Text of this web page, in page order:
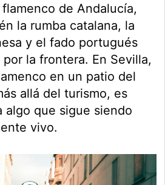
de Andalucía,
la rumba catalana, la
y el fado portugués
por la frontera. En Sevilla,
en un patio del
allá del turismo, es
algo que sigue siendo
vivo.